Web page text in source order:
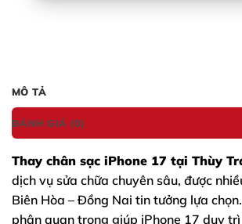
MÔ TẢ
ĐÁNH GIÁ (0)
Thay chân sạc iPhone 17 tại Thùy
dịch vụ sửa chữa chuyên sâu, được
Biên Hòa – Đồng Nai tin tưởng lựa
phận quan trọng giúp iPhone 17 duy